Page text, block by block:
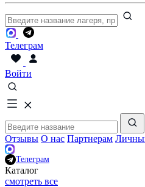
Телеграм
Войти
Отзывы О нас Партнерам
Телеграм
Каталог
смотреть все